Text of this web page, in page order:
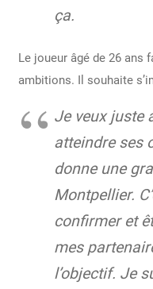
ça.
Le joueur âgé de 26 ans
ambitions. Il souhaite
Je veux juste
atteindre ses
donne une
Montpellier.
confirmer et
mes
l’objectif. Je